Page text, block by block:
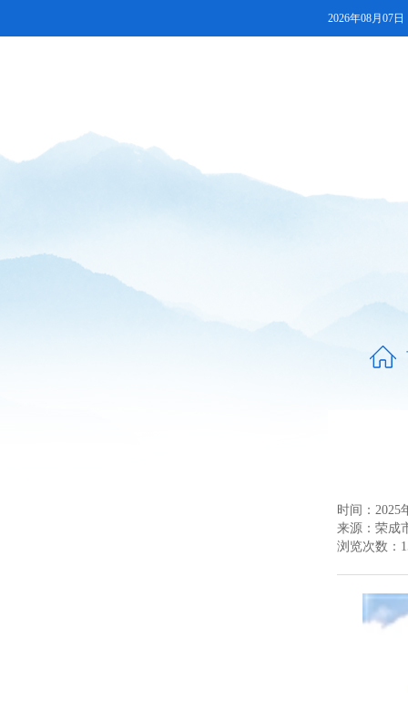
2026年08月07日
时间：2025
来源： 荣成
浏览次数：